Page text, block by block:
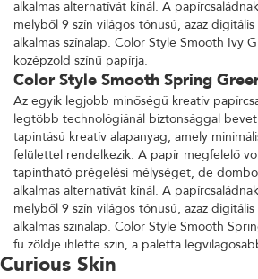
alkalmas alternatívát kínál. A
melyből 9 szín világos tónusú, azaz
alkalmas színalap. Color Style Smooth Ivy
középzöld színű papírja.
Color Style Smooth Spring
Az egyik legjobb minőségű kreatív
legtöbb technológiánál biztonsággal
tapintású kreatív alapanyag, amely
felülettel rendelkezik. A papír megfelelő
tapintható prégelési mélységet, de
alkalmas alternatívát kínál. A
melyből 9 szín világos tónusú, azaz
alkalmas színalap. Color Style Smooth
fű zöldje ihlette szín, a paletta
Curious Skin